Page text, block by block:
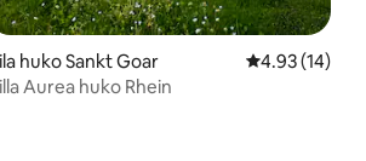
wa 4.8 kati ya 5, tathmini 40
huko Sankt Goar Ukadiriaji wa
4.93 (14)
Aurea huko Rhein